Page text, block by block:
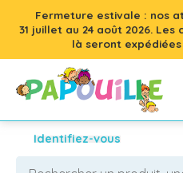
Fermeture estivale : nos
31 juillet au 24 août 2026. Les
là seront
Identifiez-vous